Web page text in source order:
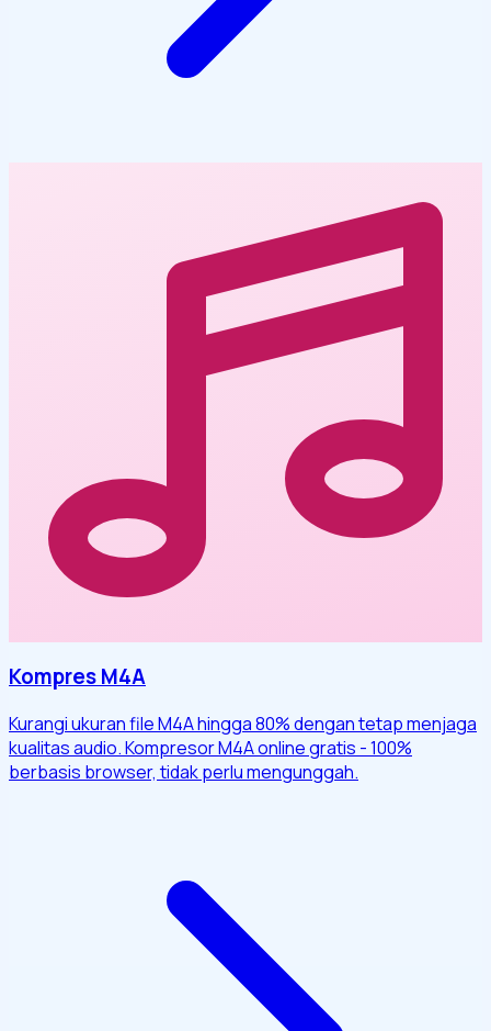
Kompres M4A
Kurangi ukuran file M4A hingga 80% dengan tetap menjaga
kualitas audio. Kompresor M4A online gratis - 100%
berbasis browser, tidak perlu mengunggah.